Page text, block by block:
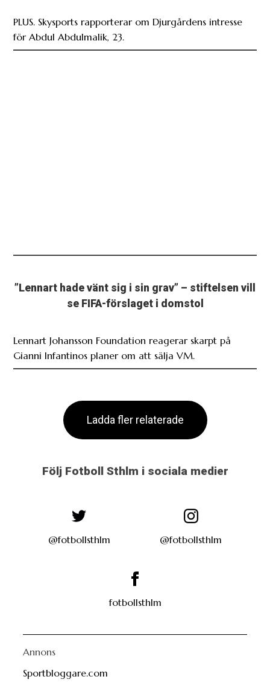
PLUS. Skysports rapporterar om Djurgårdens intresse
för Abdul Abdulmalik, 23.
”Lennart hade vänt sig i sin grav” – stiftelsen vill
se FIFA-förslaget i domstol
Lennart Johansson Foundation reagerar skarpt på
Gianni Infantinos planer om att sälja VM.
Ladda fler relaterade
Följ Fotboll Sthlm i sociala medier
@fotbollsthlm @fotbollsthlm
fotbollsthlm
Annons
Sportbloggare.com